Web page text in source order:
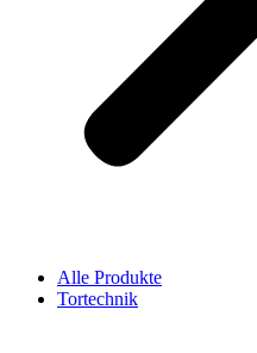
Alle Produkte
Tortechnik